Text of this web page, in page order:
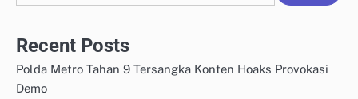
Recent Posts
Polda Metro Tahan 9 Tersangka Konten Hoaks Provokasi
Demo